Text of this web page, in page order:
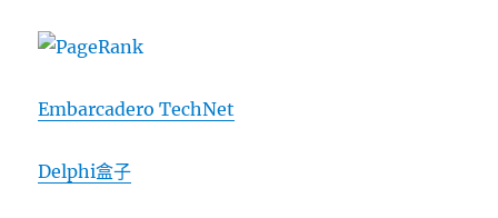
Embarcadero TechNet
Delphi盒子